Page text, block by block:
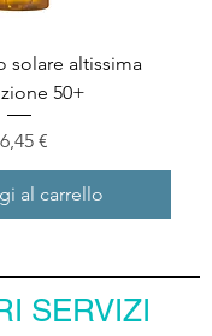
solare altissima
50+
€
al carrello
SERVIZI